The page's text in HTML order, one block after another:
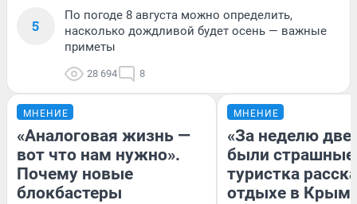
5
По погоде 8 августа можно определить,
насколько дождливой будет осень — важные
приметы
28 694 8
МНЕНИЕ
«Аналоговая жизнь —
вот что нам нужно».
Почему новые
блокбастеры
МНЕНИЕ
«За неделю две
были
туристка
отдыхе в